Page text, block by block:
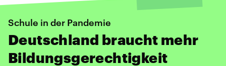
Schule in der Pandemie
Deutschland braucht mehr
Bildungsgerechtigkeit